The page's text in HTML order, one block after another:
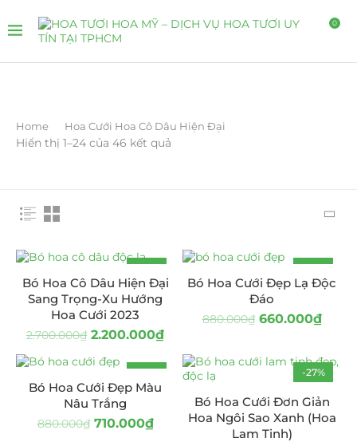
0
Home Hoa Cưới Hoa Cô Dâu Hiện Đại
Hiển thị 1–24 của 46 kết quả
-19%
Bó Hoa Cô Dâu Hiện Đại
Sang Trọng-Xu Hướng
Hoa Cưới 2023
2.700.000₫ 2.200.000₫
-25%
Bó Hoa Cưới Đẹp Lạ Độc
Đáo
880.000₫ 660.000₫
-19%
Bó Hoa Cưới Đẹp Màu
Nâu Trắng
880.000₫ 710.000₫
-27%
Bó Hoa Cưới Đơn Giản
Hoa Ngôi Sao Xanh (Hoa
Lam Tinh)